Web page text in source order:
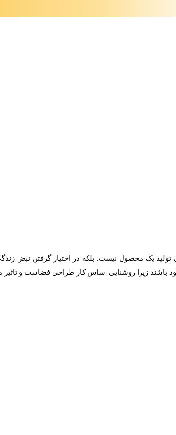
یک محصول نیست. بلکه در اختیار گرفتن نبض
باشند زیرا روشنایی اساس کار طراحی فضاست و